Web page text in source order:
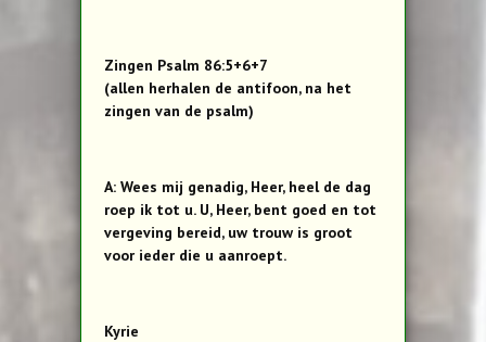
Zingen Psalm 86:5+6+7
(allen herhalen de antifoon, na het
zingen van de psalm)
A: Wees mij genadig, Heer, heel de dag
roep ik tot u. U, Heer, bent goed en tot
vergeving bereid, uw trouw is groot
voor ieder die u aanroept.
Kyrie